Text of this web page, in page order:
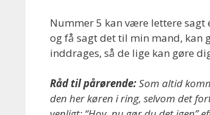
Nummer 5 kan være lettere sagt
og få sagt det til min mand, kan
inddrages, så de lige kan gøre
Råd til pårørende:Som altid
den her køren i ring, selvom det